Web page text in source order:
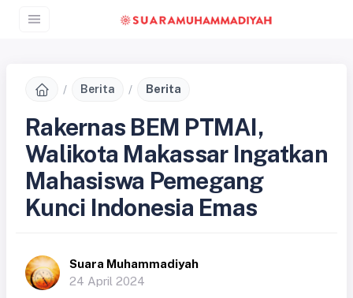
Berita Berita
Rakernas BEM PTMAI,
Walikota Makassar Ingatkan
Mahasiswa Pemegang
Kunci Indonesia Emas
Suara Muhammadiyah
24 April 2024